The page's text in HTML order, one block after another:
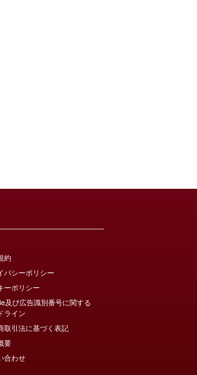
約
バシーポリシー
ーポリシー
及び広告識別番号に関する
ライン
取引法に基づく表記
要
合わせ